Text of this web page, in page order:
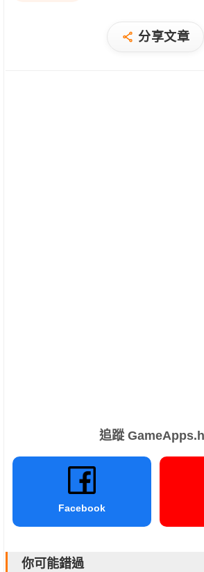
分享文章
追蹤
Facebook
你可能錯過